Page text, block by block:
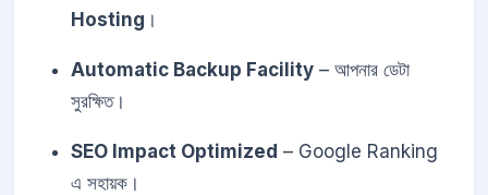
Hosting ।
Automatic Backup Facility – আপনার ডেটা
সুরক্ষিত।
SEO Impact Optimized – Google Ranking
এ সহায়ক।